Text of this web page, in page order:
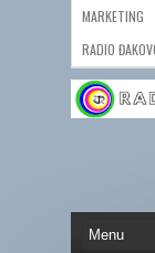
MARKETING
RADIO